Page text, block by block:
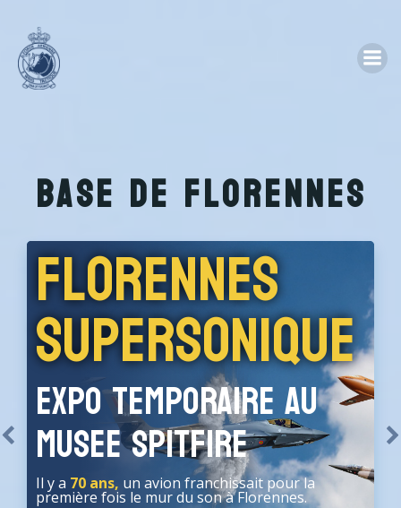
Base De Florennes
Florennes
Supersonique
expo temporaire au
musee spitfire
Il y a70 ans,un avion franchissait pour la
première fois le mur du son à Florennes.